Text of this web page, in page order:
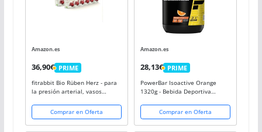
Amazon.es
36,90€ PRIME
PRIME
fitrabbit Bio Rüben Herz - para
la presión arterial, vasos
orgánico. Concentrado de
remolacha + granada + cereza
agria + hierbas y...
Comprar en Oferta
Amazon.es
28,13€ PRIME
PRIME
PowerBar Isoactive Orange
1320g - Bebida Deportiva
C2MAX Comprar en Oferta